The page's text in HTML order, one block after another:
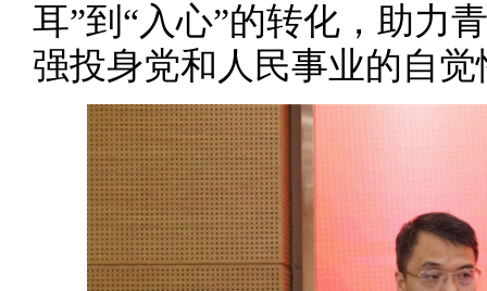
耳”到“入心”的转化，助力
强投身党和人民事业的自